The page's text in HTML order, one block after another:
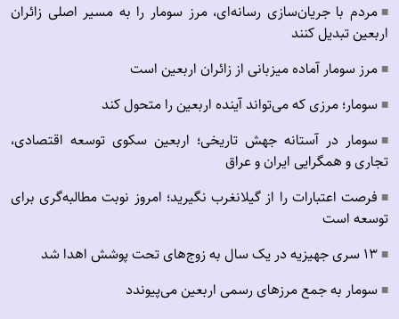
■ مردم با جریان‌سازی رسانه‌ای، مرز سومار را به مسیر اصلی زائران
اربعین تبدیل کنند
■ مرز سومار آماده میزبانی از زائران اربعین است
■ سومار؛ مرزی که می‌تواند آینده اربعین را متحول کند
■ سومار در آستانه جهش تاریخی؛ اربعین سکوی توسعه اقتصادی،
تجاری و همگرایی ایران و عراق
■ فرصت اعتبارات را از گیلانغرب نگیرید؛ امروز نوبت مطالبه‌گری برای
توسعه است
■ ۱۳ سری جهیزیه در یک سال به زوج‌های تحت پوشش اهدا شد
■ سومار به جمع مرزهای رسمی اربعین می‌پیوندد